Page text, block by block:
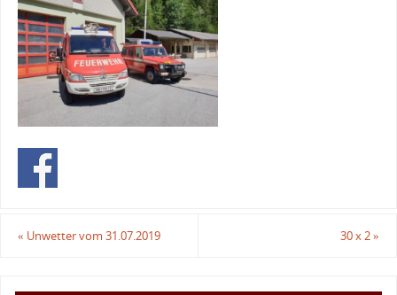
« Unwetter vom 31.07.2019 30 x 2»